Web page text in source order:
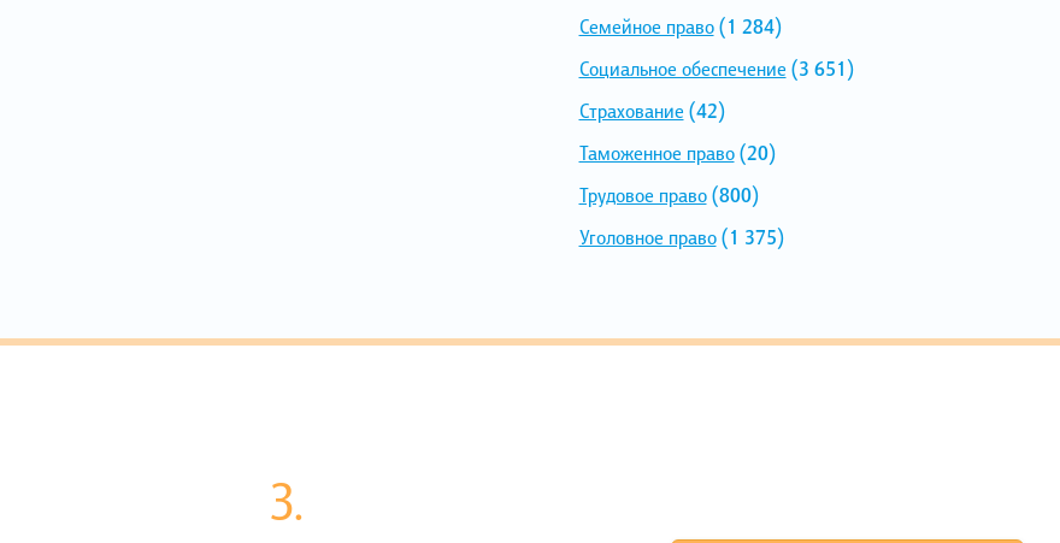
Семейное право(1 284)
Социальное обеспечение (3 651)
Страхование (42)
Таможенное право(20)
Трудовое право(800)
Уголовное право(1 375)
3.